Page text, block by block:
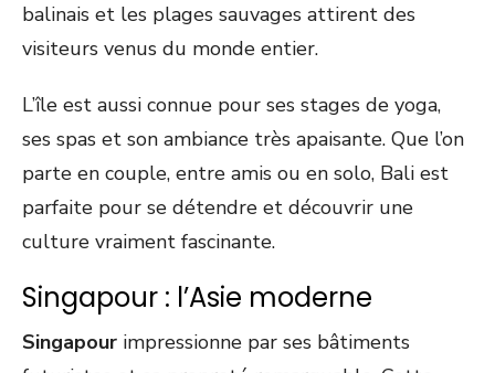
balinais et les plages sauvages attirent des
visiteurs venus du monde entier.
L’île est aussi connue pour ses stages de yoga,
ses spas et son ambiance très apaisante. Que l’on
parte en couple, entre amis ou en solo, Bali est
parfaite pour se détendre et découvrir une
culture vraiment fascinante.
Singapour : l’Asie moderne
Singapour impressionne par ses bâtiments